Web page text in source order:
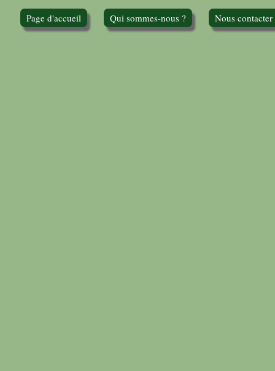
Page d'accueil Qui sommes-nous ? Nous contacter